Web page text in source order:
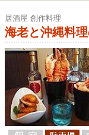
居酒屋 創作料理
海老と沖縄料